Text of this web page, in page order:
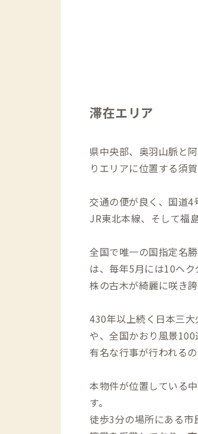
滞在エリア
県中央部、奥羽山脈と
りエリアに位置する須賀
交通の便が良く、国道4
JR東北本線、そして福
全国で唯一の国指定名
は、毎年5月には10ヘ
株の古木が綺麗に咲き誇
430年以上続く日本三大
や、全国かおり風景
有名な行事が行われる
本物件が位置している
す。
徒歩3分の場所にある